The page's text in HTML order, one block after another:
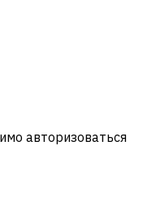
авторизоваться